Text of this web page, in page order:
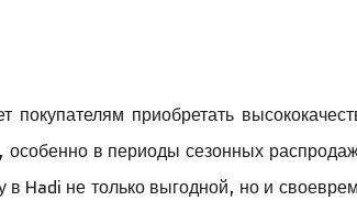
приобретать
особенно в периоды сезонных
в Hadi не только выгодной, но и